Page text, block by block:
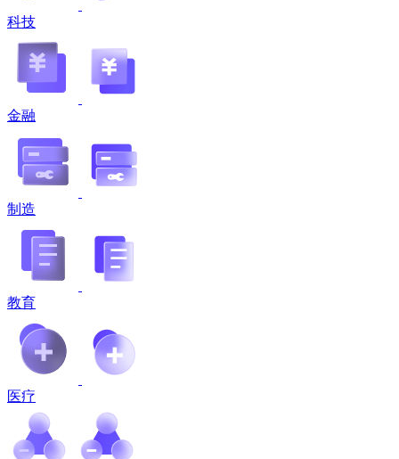
科技
金融
制造
教育
医疗